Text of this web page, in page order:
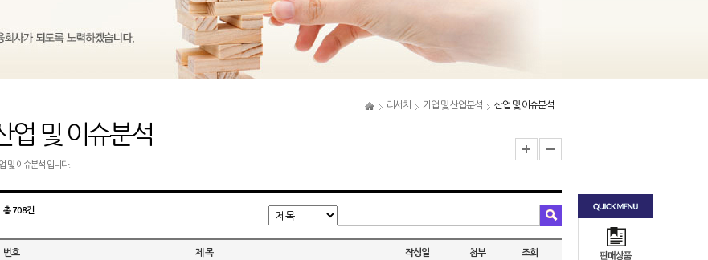
리서치 기업 및 산업분석 산업 및 이슈분석
업 및 이슈분석
및 이슈분석 입니다.
총 708건
번호 제 목 작성일 첨부 조회